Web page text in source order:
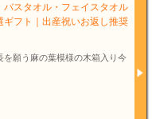
タオル・フェイスタオル
フト｜出産祝いお返し推奨
を願う麻の葉模様の木箱入り今